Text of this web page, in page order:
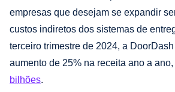
empresas que desejam se expandir
custos indiretos dos sistemas de
terceiro trimestre de 2024, a
aumento de 25% na receita ano a
bilhões.